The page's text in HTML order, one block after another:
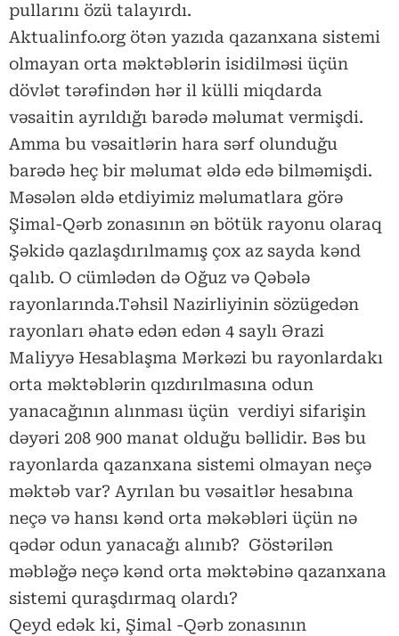
pullarını özü talayırdı.
Aktualinfo.org ötən yazıda qazanxana sistemi
olmayan orta məktəblərin isidilməsi üçün
dövlət tərəfindən hər il külli miqdarda
vəsaitin ayrıldığı barədə məlumat vermişdi.
Amma bu vəsaitlərin hara sərf olunduğu
barədə heç bir məlumat əldə edə bilməmişdi.
Məsələn əldə etdiyimiz məlumatlara görə
Şimal-Qərb zonasının ən bötük rayonu olaraq
Şəkidə qazlaşdırılmamış çox az sayda kənd
qalıb. O cümlədən də Oğuz və Qəbələ
rayonlarında.Təhsil Nazirliyinin sözügedən
rayonları əhatə edən edən 4 saylı Ərazi
Maliyyə Hesablaşma Mərkəzi bu rayonlardakı
orta məktəblərin qızdırılmasına odun
yanacağının alınması üçün verdiyi sifarişin
dəyəri 208 900 manat olduğu bəllidir. Bəs bu
rayonlarda qazanxana sistemi olmayan neçə
məktəb var? Ayrılan bu vəsaitlər hesabına
neçə və hansı kənd orta məkəbləri üçün nə
qədər odun yanacağı alınıb? Göstərilən
məbləğə neçə kənd orta məktəbinə qazanxana
sistemi quraşdırmaq olardı?
Qeyd edək ki, Şimal -Qərb zonasının